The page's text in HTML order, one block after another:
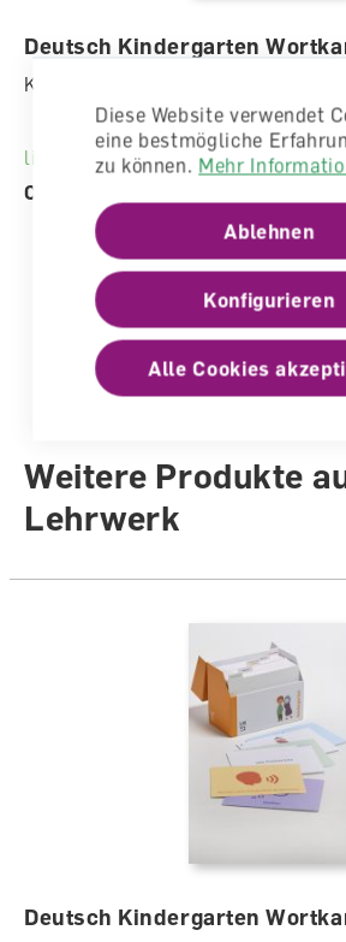
Deutsch Kindergarten
Karteikarten
lieferbar
CHF 89.00
Weitere Produkte
Lehrwerk
Deutsch Kindergarten
Diese Website verwendet
eine bestmögliche
zu können. Mehr
Ablehnen
Konfigurieren
Alle Cookies